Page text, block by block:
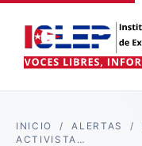
INICIO /ALERTAS /
ACTIVISTA…